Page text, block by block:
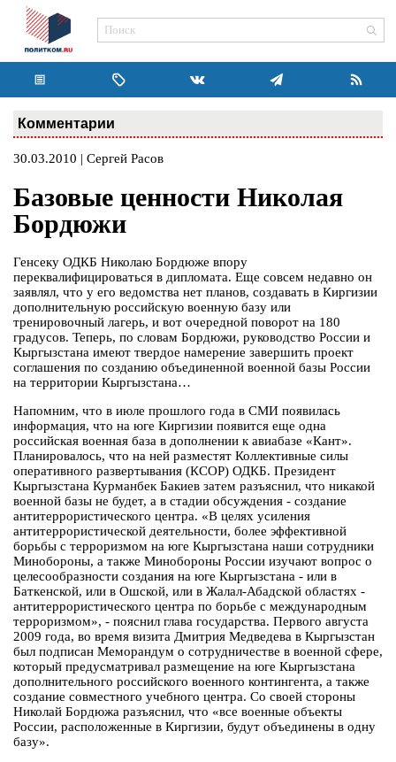
Комментарии
30.03.2010 | Сергей Расов
Базовые ценности Николая
Бордюжи
Генсеку ОДКБ Николаю Бордюже впору
переквалифицироваться в дипломата. Еще совсем недавно он
заявлял, что у его ведомства нет планов, создавать в Киргизии
дополнительную российскую военную базу или
тренировочный лагерь, и вот очередной поворот на 180
градусов. Теперь, по словам Бордюжи, руководство России и
Кыргызстана имеют твердое намерение завершить проект
соглашения по созданию объединенной военной базы России
на территории Кыргызстана…
Напомним, что в июле прошлого года в СМИ появилась
информация, что на юге Киргизии появится еще одна
российская военная база в дополнении к авиабазе «Кант».
Планировалось, что на ней разместят Коллективные силы
оперативного развертывания (КСОР) ОДКБ. Президент
Кыргызстана Курманбек Бакиев затем разъяснил, что никакой
военной базы не будет, а в стадии обсуждения - создание
антитеррористического центра. «В целях усиления
антитеррористической деятельности, более эффективной
борьбы с терроризмом на юге Кыргызстана наши сотрудники
Минобороны, а также Минобороны России изучают вопрос о
целесообразности создания на юге Кыргызстана - или в
Баткенской, или в Ошской, или в Жалал-Абадской областях -
антитеррористического центра по борьбе с международным
терроризмом», - пояснил глава государства. Первого августа
2009 года, во время визита Дмитрия Медведева в Кыргызстан
был подписан Меморандум о сотрудничестве в военной сфере,
который предусматривал размещение на юге Кыргызстана
дополнительного российского военного контингента, а также
создание совместного учебного центра. Со своей стороны
Николай Бордюжа разъяснил, что «все военные объекты
России, расположенные в Киргизии, будут объединены в одну
базу».